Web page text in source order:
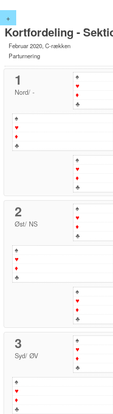
+
Kortfordeling -
Februar 2020, C-rækken
Parturnering
1
Nord/ -
♠
♥
♦
♣
♠
♥
♦
♣
♠
♥
♦
♣
2
Øst/ NS
♠
♥
♦
♣
♠
♥
♦
♣
♠
♥
♦
♣
3
Syd/ ØV
♠
♥
♦
♣
♠
♥
♦
♣